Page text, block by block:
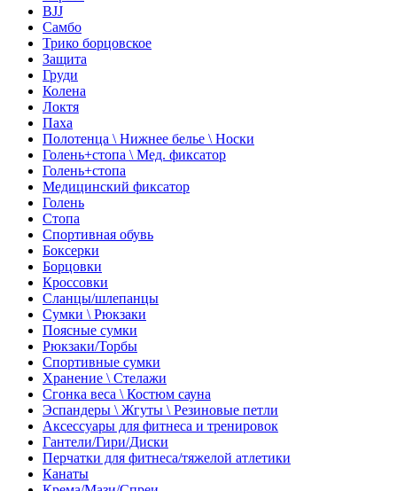
BJJ
Самбо
Трико борцовское
Защита
Груди
Колена
Локтя
Паха
Полотенца \ Нижнее белье \ Носки
Голень+стопа \ Мед. фиксатор
Голень+стопа
Медицинский фиксатор
Голень
Стопа
Спортивная обувь
Боксерки
Борцовки
Кроссовки
Сланцы/шлепанцы
Сумки \ Рюкзаки
Поясные сумки
Рюкзаки/Торбы
Спортивные сумки
Хранение \ Стелажи
Сгонка веса \ Костюм сауна
Эспандеры \ Жгуты \ Резиновые петли
Аксессуары для фитнеса и тренировок
Гантели/Гири/Диски
Перчатки для фитнеса/тяжелой атлетики
Канаты